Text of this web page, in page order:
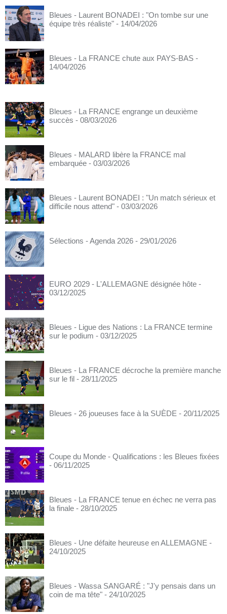
Bleues - Laurent BONADEI : "On tombe sur une
équipe très réaliste" - 14/04/2026
Bleues - La FRANCE chute aux PAYS-BAS -
14/04/2026
Bleues - La FRANCE engrange un deuxième
succès - 08/03/2026
Bleues - MALARD libère la FRANCE mal
embarquée - 03/03/2026
Bleues - Laurent BONADEI : "Un match sérieux et
difficile nous attend" - 03/03/2026
Sélections - Agenda 2026 - 29/01/2026
EURO 2029 - L'ALLEMAGNE désignée hôte -
03/12/2025
Bleues - Ligue des Nations : La FRANCE termine
sur le podium - 03/12/2025
Bleues - La FRANCE décroche la première manche
sur le fil - 28/11/2025
Bleues - 26 joueuses face à la SUÈDE - 20/11/2025
Coupe du Monde - Qualifications : les Bleues fixées
- 06/11/2025
Bleues - La FRANCE tenue en échec ne verra pas
la finale - 28/10/2025
Bleues - Une défaite heureuse en ALLEMAGNE -
24/10/2025
Bleues - Wassa SANGARÉ : "J'y pensais dans un
coin de ma tête" - 24/10/2025